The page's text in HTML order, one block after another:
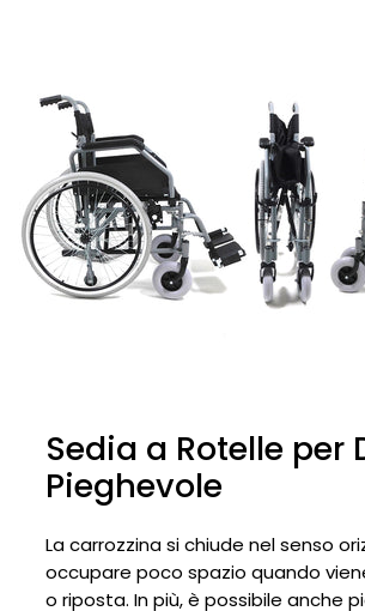
Sedia a Rotelle per
Pieghevole
La carrozzina si chiude nel senso
occupare poco spazio quando
o riposta. In più, è possibile anche